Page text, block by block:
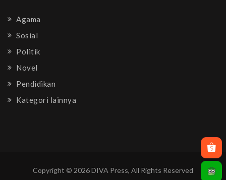
Agama
Sosial
Politik
Novel
Pendidikan
Kategori lainnya
Copyright © 2026 DIVA Press, All Rights Reserved